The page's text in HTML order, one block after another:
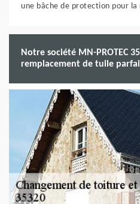
une bâche de protection pour la
Notre société MN-PROTEC
remplacement de tuile